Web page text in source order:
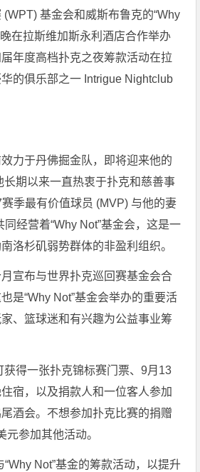
基金会和威斯布鲁克的“Why
在拉斯维加斯永利酒店合作举办
年度高档扑克之夜筹款活动在拉
的俱乐部之一 Intrigue Nightclub
力于丹佛掘金队，即将迎来他的
期以来一直热衷于扑克和慈善事
季最有价值球员 (MVP) 与他的妻
同经营着“Why Not”基金会，这是一
洛杉矶弱势群体的非盈利组织。
宣布与世界扑克巡回赛基金会合
是“Why Not”基金会举办的重要活
、篮球迷和有兴趣为公益事业筹
获得一张扑克锦标赛门票、9月13
宿，以及捐款人和一位客人参加
酒会。不想参加扑克比赛的捐赠
元参加其他活动。
“Why Not”基金的筹款活动，以提升